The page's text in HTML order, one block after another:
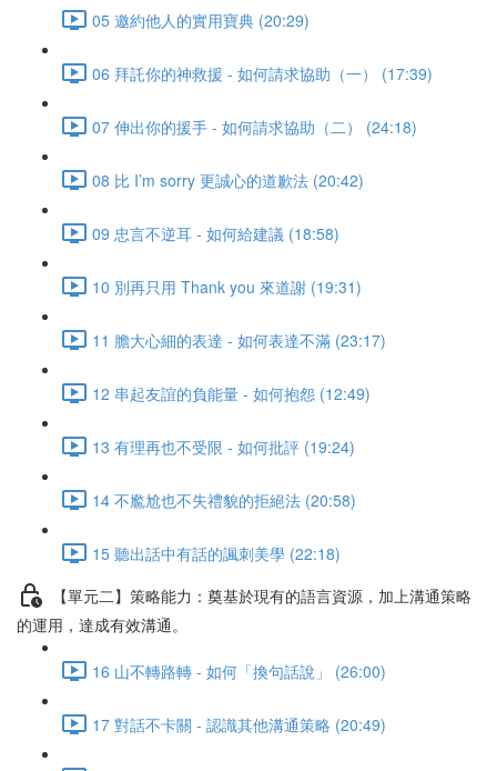
05 邀約他人的實用寶典 (20:29)
06 拜託你的神救援 - 如何請求協助（一） (17:39)
07 伸出你的援手 - 如何請求協助（二） (24:18)
08 比 I’m sorry 更誠心的道歉法 (20:42)
09 忠言不逆耳 - 如何給建議 (18:58)
10 別再只用 Thank you 來道謝 (19:31)
11 膽大心細的表達 - 如何表達不滿 (23:17)
12 串起友誼的負能量 - 如何抱怨 (12:49)
13 有理再也不受限 - 如何批評 (19:24)
14 不尷尬也不失禮貌的拒絕法 (20:58)
15 聽出話中有話的諷刺美學 (22:18)
【單元二】策略能力：奠基於現有的語言資源，加上溝通策略
的運用，達成有效溝通。
16 山不轉路轉 - 如何「換句話說」 (26:00)
17 對話不卡關 - 認識其他溝通策略 (20:49)